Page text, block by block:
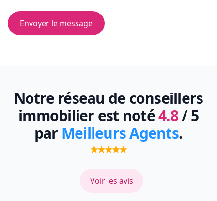
Envoyer le message
Notre réseau de conseillers
immobilier est noté4.8/ 5
par Meilleurs Agents.
Voir les avis